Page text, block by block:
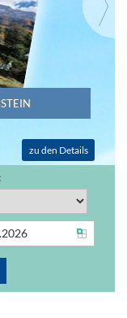
zu den Details